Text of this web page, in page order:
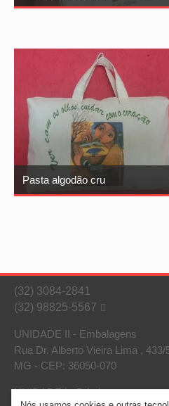
Pasta algodão cru
(32) 3084-2841
(32) 98825-5567 
UNIDADE II - Embalagens
Rua Dr. Alberto Vieira Lima ,
MG - CEP: 36050-070
UNIDADE I - Brindes e outros